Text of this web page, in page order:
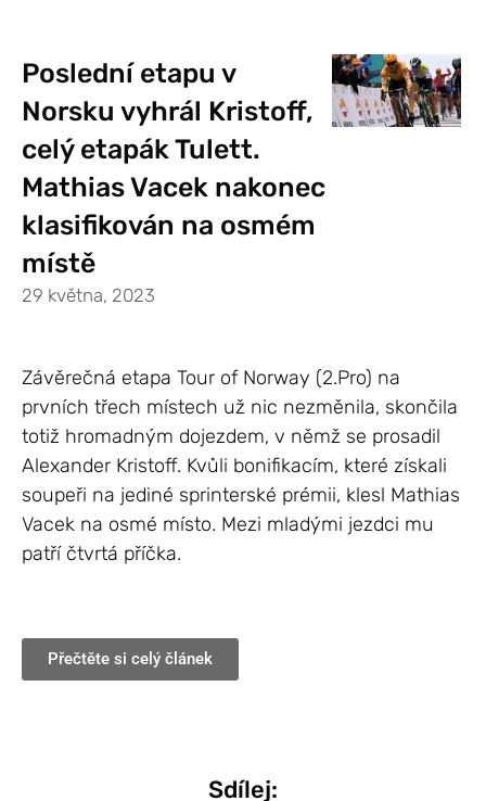
Poslední etapu v
Norsku vyhrál Kristoff,
celý etapák Tulett.
Mathias Vacek nakonec
klasifikován na osmém
místě
29 května, 2023
Závěrečná etapa Tour of Norway (2.Pro) na
prvních třech místech už nic nezměnila, skončila
totiž hromadným dojezdem, v němž se prosadil
Alexander Kristoff. Kvůli bonifikacím, které získali
soupeři na jediné sprinterské prémii, klesl Mathias
Vacek na osmé místo. Mezi mladými jezdci mu
patří čtvrtá příčka.
Přečtěte si celý článek
Sdílej: